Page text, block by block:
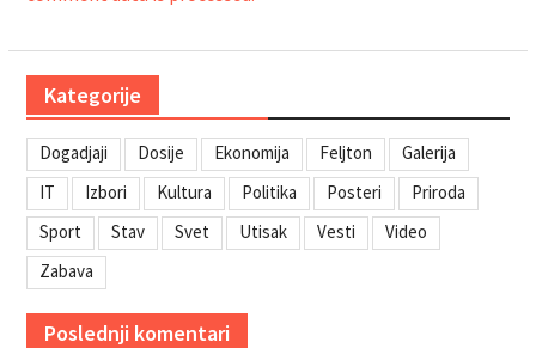
Kategorije
Dogadjaji Dosije Ekonomija Feljton
Galerija
IT
Izbori Kultura Politika Posteri
Priroda
Sport
Stav Svet Utisak Vesti
Video
Zabava
Poslednji komentari